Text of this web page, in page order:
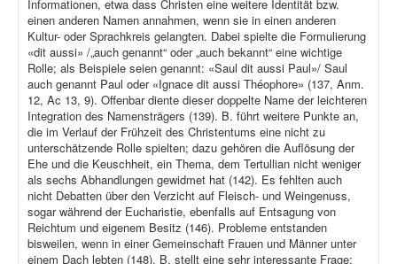
Informationen, etwa dass Christen eine weitere Identität bzw.
einen anderen Namen annahmen, wenn sie in einen anderen
Kultur- oder Sprachkreis gelangten. Dabei spielte die Formulierung
«dit aussi» /„auch genannt“ oder „auch bekannt“ eine wichtige
Rolle; als Beispiele seien genannt: «Saul dit aussi Paul»/ Saul
auch genannt Paul oder «Ignace dit aussi Théophore» (137, Anm.
12, Ac 13, 9). Offenbar diente dieser doppelte Name der leichteren
Integration des Namensträgers (139). B. führt weitere Punkte an,
die im Verlauf der Frühzeit des Christentums eine nicht zu
unterschätzende Rolle spielten; dazu gehören die Auflösung der
Ehe und die Keuschheit, ein Thema, dem Tertullian nicht weniger
als sechs Abhandlungen gewidmet hat (142). Es fehlten auch
nicht Debatten über den Verzicht auf Fleisch- und Weingenuss,
sogar während der Eucharistie, ebenfalls auf Entsagung von
Reichtum und eigenem Besitz (146). Probleme entstanden
bisweilen, wenn in einer Gemeinschaft Frauen und Männer unter
einem Dach lebten (148). B. stellt eine sehr interessante Frage: